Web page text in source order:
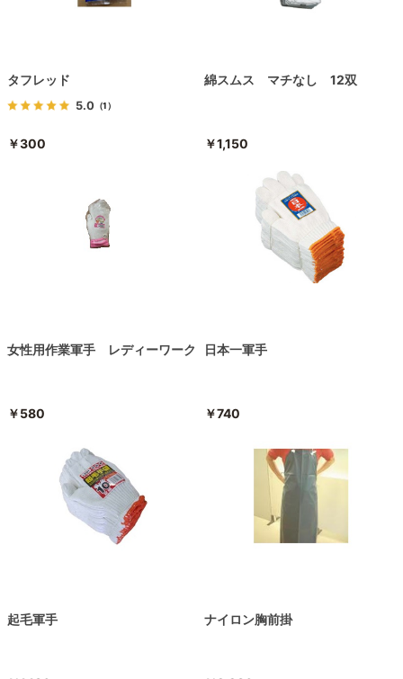
タフレッド
5.0 （1）
￥300
綿スムス マチなし 12双
￥1,150
女性用作業軍手 レディーワーク
￥580
日本一軍手
￥740
起毛軍手 ナイロン胸前掛